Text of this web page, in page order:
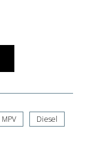
MPV
Diesel